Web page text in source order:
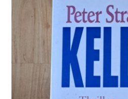
Winkelmand